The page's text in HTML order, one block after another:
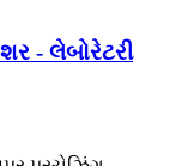
- લેબોરેટરી